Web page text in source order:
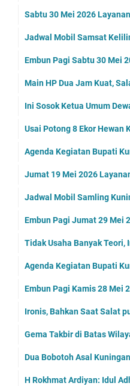
Sabtu 30 Mei 2026
Jadwal Mobil Samsat
Embun Pagi Sabtu 30 Mei
Main HP Dua Jam Kuat,
Ini Sosok Ketua Umum
Usai Potong 8 Ekor Hewan
Agenda Kegiatan Bupati
Jumat 19 Mei 2026
Jadwal Mobil Samling
Embun Pagi Jumat 29 Mei
Tidak Usaha Banyak
Agenda Kegiatan Bupati
Embun Pagi Kamis 28 Mei
Ironis, Bahkan Saat Salat
Gema Takbir di Batas
Dua Bobotoh Asal
H Rokhmat Ardiyan: Idul